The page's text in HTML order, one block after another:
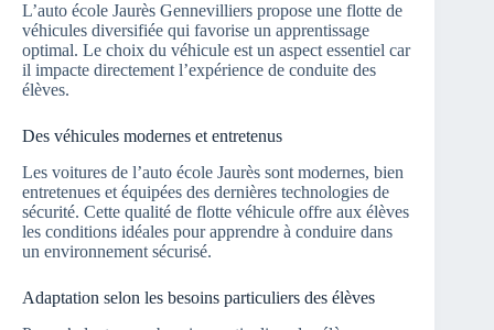
L’auto école Jaurès Gennevilliers propose une flotte de
véhicules diversifiée qui favorise un apprentissage
optimal. Le choix du véhicule est un aspect essentiel car
il impacte directement l’expérience de conduite des
élèves.
Des véhicules modernes et entretenus
Les voitures de l’auto école Jaurès sont modernes, bien
entretenues et équipées des dernières technologies de
sécurité. Cette qualité de flotte véhicule offre aux élèves
les conditions idéales pour apprendre à conduire dans
un environnement sécurisé.
Adaptation selon les besoins particuliers des élèves